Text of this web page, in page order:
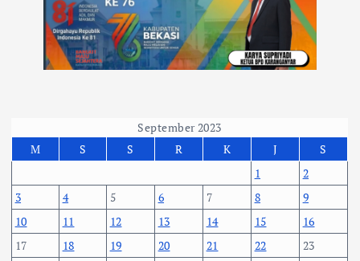
September 2023
M
S S R K J
S
1
2
3
4 5 6 7 8
9
10
11 12 13 14 15
16
17
18 19 20 21 22
23